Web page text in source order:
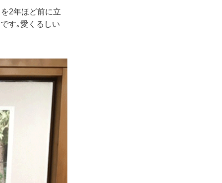
2年ほど前に立
す｡愛くるしい